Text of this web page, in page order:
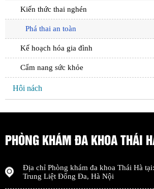
Kiến thức thai nghén
Phá thai an toàn
Kế hoạch hóa gia đình
Cẩm nang sức khỏe
Hôi nách
PHÒNG KHÁM ĐA KHOA THÁI
Địa chỉ Phòng khám đa khoa Thái Hà
Trung Liệt Đống Đa, Hà Nội